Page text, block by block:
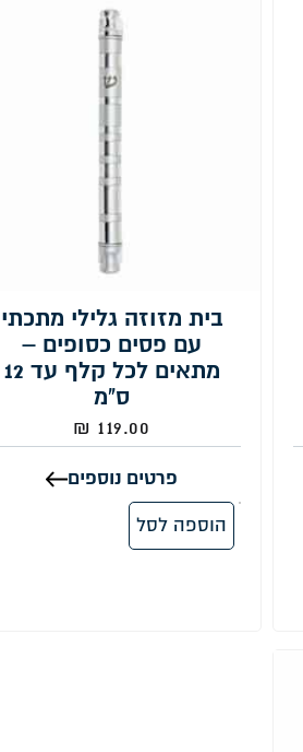
בית מזוזה גלילי מתכתי
עם פסים כסופים –
מתאים לכל קלף עד 12
ס"מ
119.00
₪
פרטים נוספים
הוספה לסל